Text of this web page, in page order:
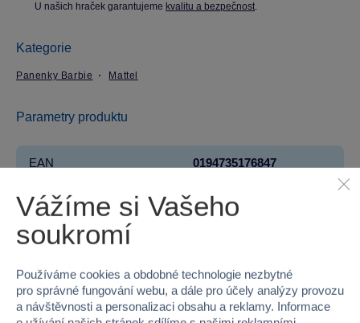
U našich hraček garantujeme kvalitu a bezpečnost.
Kategorie
Panenky Barbie Mattel
Parametry produktu
EAN 0194735176847
Kód produktu 73-HRH14
Značka
Licence Mattel
Řada Barbie
Vážíme si Vašeho
soukromí
Používáme cookies a obdobné technologie nezbytné
pro správné fungování webu, a dále pro účely analýzy provozu
a návštěvnosti a personalizaci obsahu a reklamy. Informace